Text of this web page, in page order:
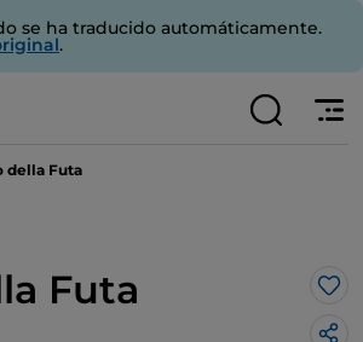
se ha traducido automáticamente.
.
della Futa
Futa Me